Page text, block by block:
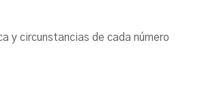
y circunstancias de cada número